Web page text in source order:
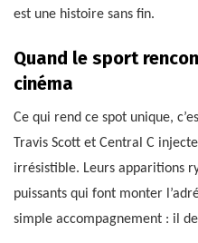
est une histoire sans fin.
Quand le sport
cinéma
Ce qui rend ce spot unique,
Travis Scott et Central C
irrésistible. Leurs apparitions
puissants qui font monter
simple accompagnement : il